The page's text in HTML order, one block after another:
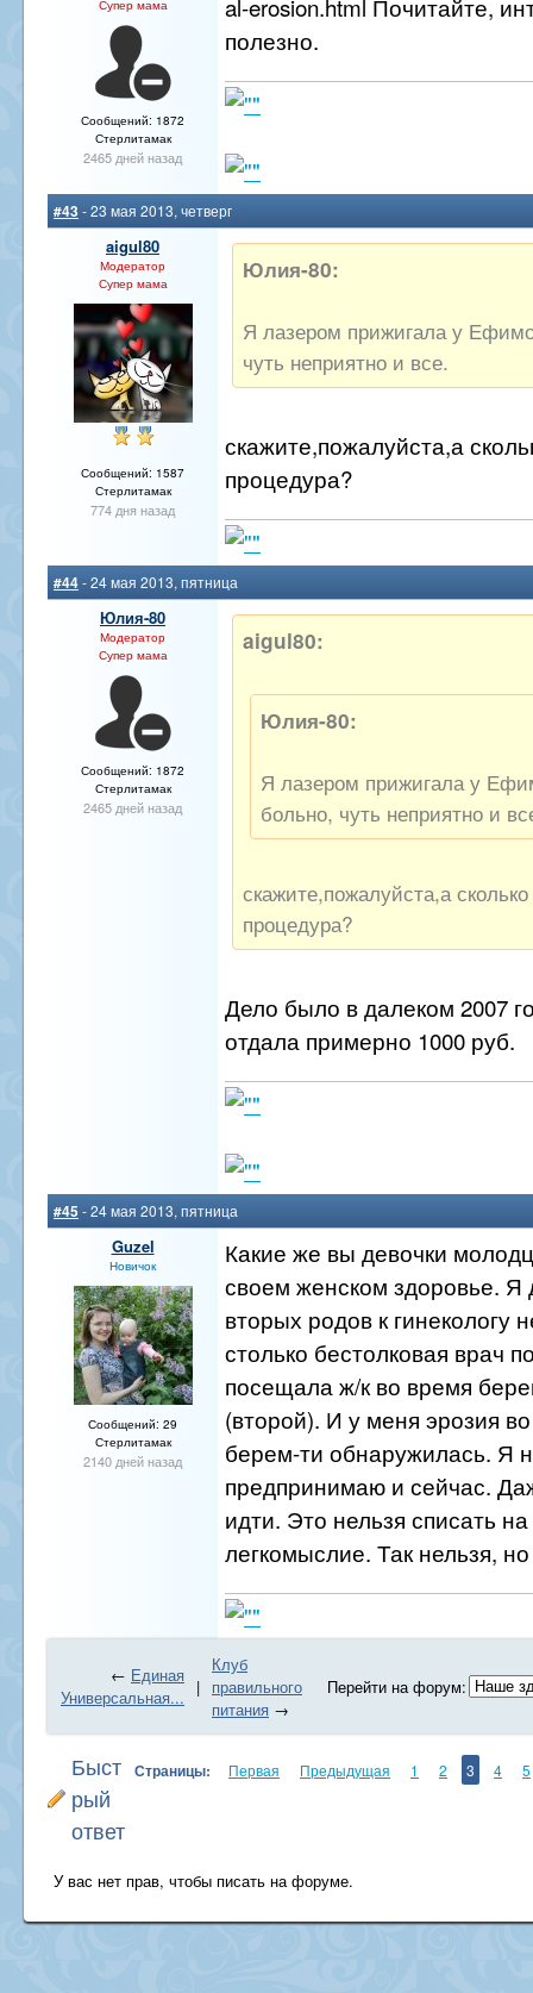
Супер мама
Сообщений: 1872
Стерлитамак
2465 дней назад
полезно.
#43- 23 мая 2013, четверг
aigul80
Модератор
Супер мама
Сообщений: 1587
Стерлитамак
774 дня назад
Юлия-80:
Я лазером прижигала у
чуть неприятно и все.
скажите,пожалуйста,а
процедура?
#44- 24 мая 2013, пятница
Юлия-80
Модератор
Супер мама
Сообщений: 1872
Стерлитамак
2465 дней назад
aigul80:
Юлия-80:
Я лазером прижигала у
больно, чуть неприятно и
скажите,пожалуйста,а
процедура?
Дело было в далеком 2007
отдала примерно 1000 руб.
#45 - 24 мая 2013, пятница
Guzel
Новичок
Сообщений: 29
Стерлитамак
2140 дней назад
Какие же вы девочки
своем женском здоровье. Я
вторых родов к гинекологу
столько бестолковая врач
посещала ж/к во время
(второй). И у меня эрозия
берем-ти обнаружилась. Я
предпринимаю и сейчас.
идти. Это нельзя списать на
легкомыслие. Так нельзя,
← Единая
Универсальная...
|
Клуб
правильного
питания →
Перейти на форум:
Страницы: Первая Предыдущая 1 2 3 4 5
Быст
рый
ответ
У вас нет прав, чтобы писать на форуме.